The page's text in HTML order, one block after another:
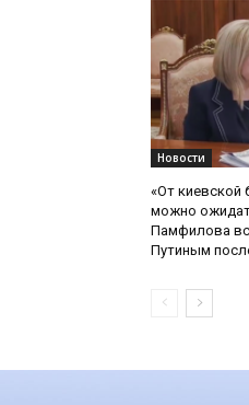
Новости
«От киевской
можно
Памфилова
Путиным